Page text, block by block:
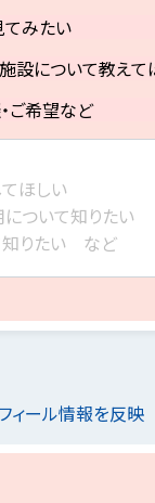
みたい
設について教えて
ご希望など
ィール情報を反映